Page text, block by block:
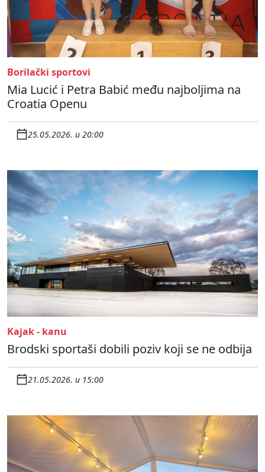
Borilački sportovi
Mia Lucić i Petra Babić među najboljima na
Croatia Openu
25.05.2026. u 20:00
Kajak - kanu
Brodski sportaši dobili poziv koji se ne odbija
21.05.2026. u 15:00